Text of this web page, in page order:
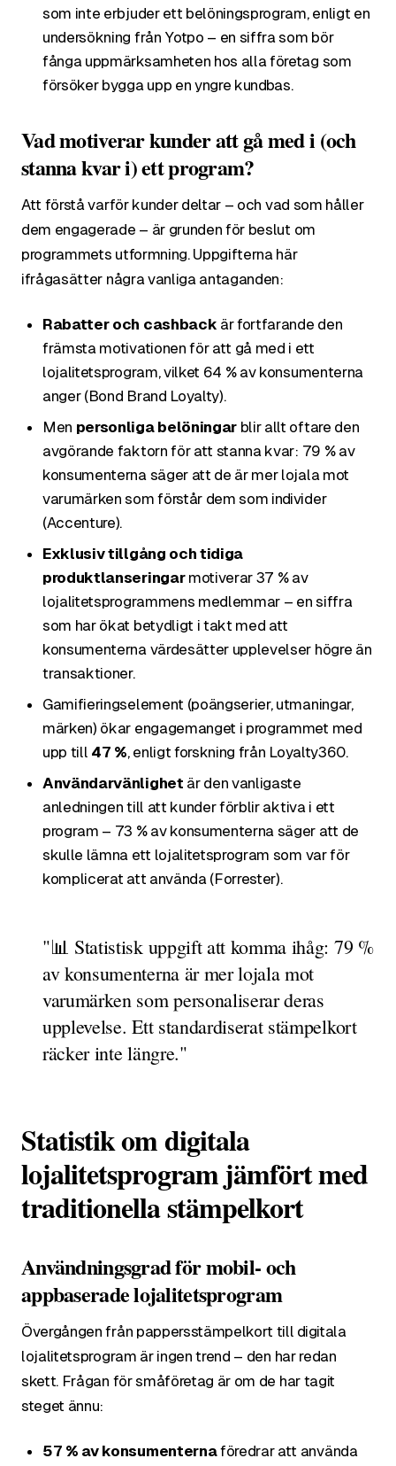
som inte erbjuder ett belöningsprogram, enligt en
undersökning från Yotpo – en siffra som bör
fånga uppmärksamheten hos alla företag som
försöker bygga upp en yngre kundbas.
Vad motiverar kunder att gå med i (och
stanna kvar i) ett program?
Att förstå varför kunder deltar – och vad som håller
dem engagerade – är grunden för beslut om
programmets utformning. Uppgifterna här
ifrågasätter några vanliga antaganden:
Rabatter och cashback är fortfarande den
främsta motivationen för att gå med i ett
lojalitetsprogram, vilket 64 % av konsumenterna
anger (Bond Brand Loyalty).
Men personliga belöningar blir allt oftare den
avgörande faktorn för att stanna kvar: 79 % av
konsumenterna säger att de är mer lojala mot
varumärken som förstår dem som individer
(Accenture).
Exklusiv tillgång och tidiga
produktlanseringarmotiverar 37 % av
lojalitetsprogrammens medlemmar – en siffra
som har ökat betydligt i takt med att
konsumenterna värdesätter upplevelser högre än
transaktioner.
Gamifieringselement (poängserier, utmaningar,
märken) ökar engagemanget i programmet med
upp till 47 %, enligt forskning från Loyalty360.
Användarvänlighet är den vanligaste
anledningen till att kunder förblir aktiva i ett
program – 73 % av konsumenterna säger att de
skulle lämna ett lojalitetsprogram som var för
komplicerat att använda (Forrester).
"📊 Statistisk uppgift att komma ihåg: 79 %
av konsumenterna är mer lojala mot
varumärken som personaliserar deras
upplevelse. Ett standardiserat stämpelkort
räcker inte längre."
Statistik om digitala
lojalitetsprogram jämfört med
traditionella stämpelkort
Användningsgrad för mobil- och
appbaserade lojalitetsprogram
Övergången från pappersstämpelkort till digitala
lojalitetsprogram är ingen trend – den har redan
skett. Frågan för småföretag är om de har tagit
steget ännu:
57 % av konsumenternaföredrar att använda